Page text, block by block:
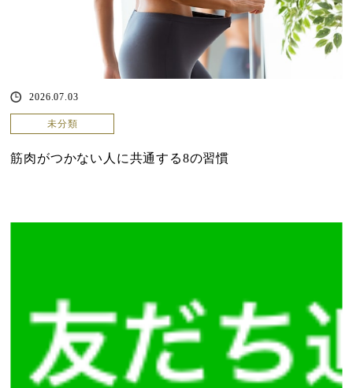
2026.07.03
未分類
筋肉がつかない人に共通する8の習慣